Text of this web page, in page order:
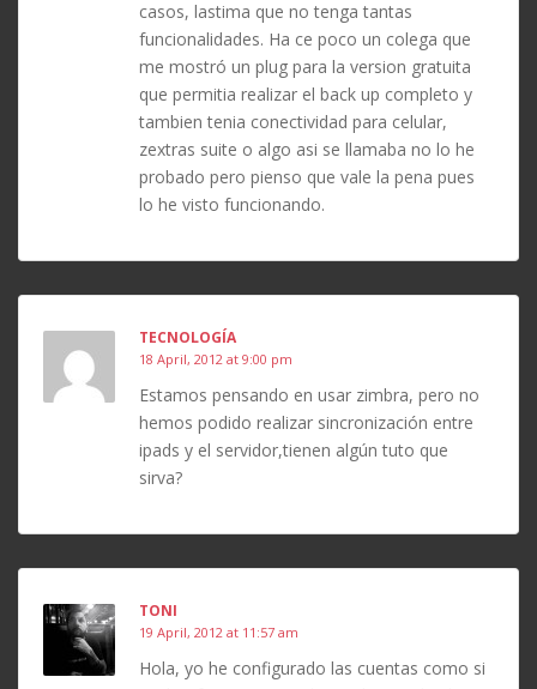
casos, lastima que no tenga tantas
funcionalidades. Ha ce poco un colega que
me mostró un plug para la version gratuita
que permitia realizar el back up completo y
tambien tenia conectividad para celular,
zextras suite o algo asi se llamaba no lo he
probado pero pienso que vale la pena pues
lo he visto funcionando.
TECNOLOGÍA
18 April, 2012 at 9:00 pm
Estamos pensando en usar zimbra, pero no
hemos podido realizar sincronización entre
ipads y el servidor,tienen algún tuto que
sirva?
TONI
19 April, 2012 at 11:57 am
Hola, yo he configurado las cuentas como si